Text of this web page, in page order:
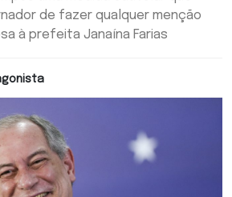
de fazer qualquer menção
à prefeita Janaína Farias